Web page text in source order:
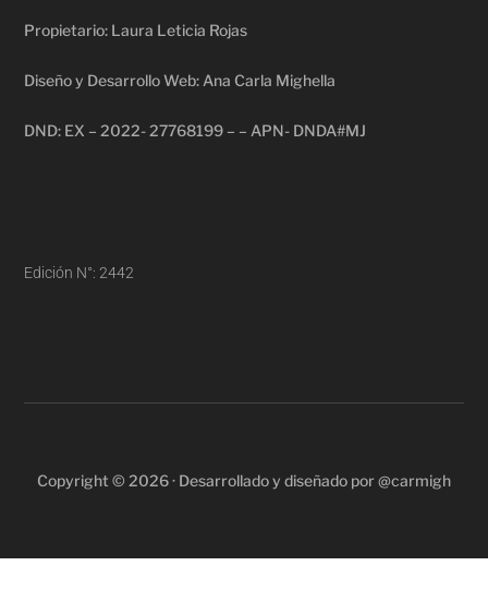
Propietario: Laura Leticia Rojas
Diseño y Desarrollo Web: Ana Carla Mighella
DND: EX – 2022- 27768199 – – APN- DNDA#MJ
Edición N°: 2442
Copyright © 2026 · Desarrollado y diseñado por @carmigh